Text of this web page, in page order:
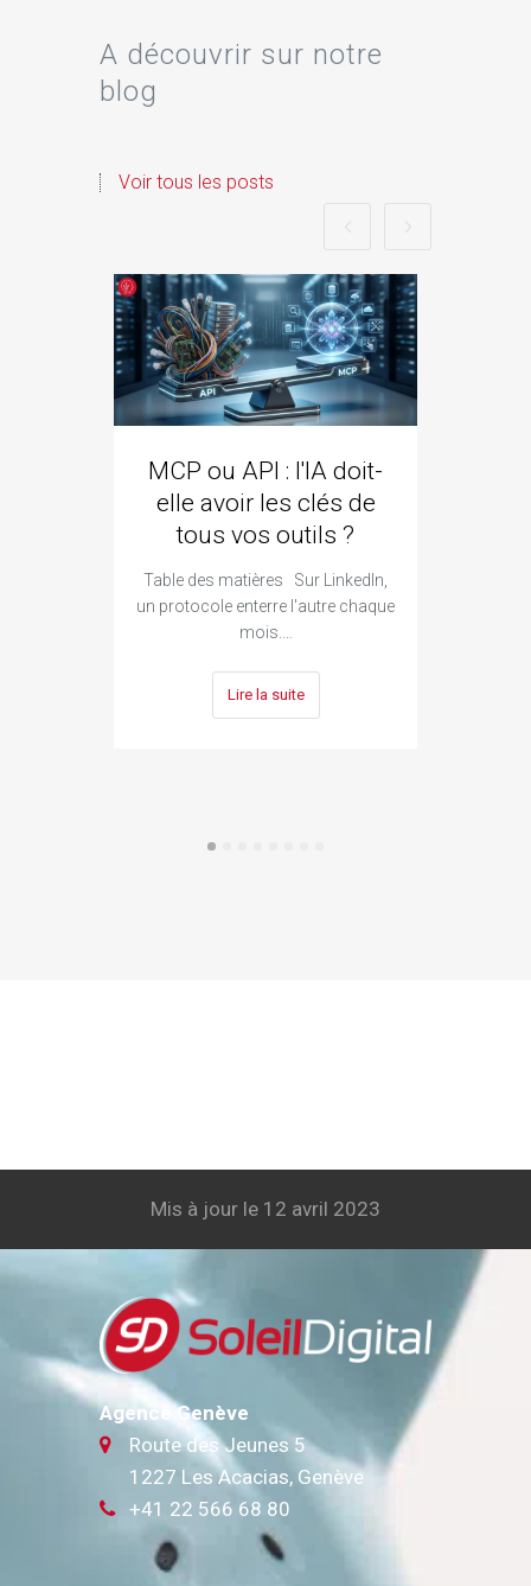
A découvrir sur notre
blog
Voir tous les posts
MCP ou API : l'IA doit-
elle avoir les clés de
tous vos outils ?
Table des matières Sur LinkedIn,
un protocole enterre l'autre chaque
mois.…
Lire la suite
Mis à jour le 12 avril 2023
Agence Genève
Route des Jeunes 5
1227 Les Acacias, Genève
+41 22 566 68 80